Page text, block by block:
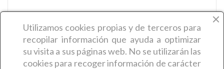
25,41 €
AÑADIR AL CARRITO search
Utilizamos cookies propias y de terceros para
recopilar información que ayuda a optimizar
su visita a sus páginas web. No se utilizarán las
cookies para recoger información de carácter